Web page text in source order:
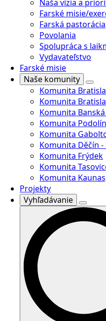
Naša vízia a
Farské misie/
Farská pastorácia
Povolania
Spolupráca s
Vydavateľstvo
Farské misie
Naše komunity
Komunita
Komunita
Komunita
Komunita
Komunita
Komunita Děčín
Komunita Frýdek
Komunita
Komunita
Projekty
Vyhľadávanie